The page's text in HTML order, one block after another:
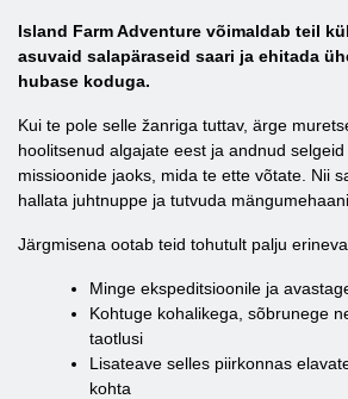
Island Farm Adventure võimaldab teil
asuvaid salapäraseid saari ja ehitada
hubase koduga.
Kui te pole selle žanriga tuttav, ärge
hoolitsenud algajate eest ja andnud
missioonide jaoks, mida te ette võtate. Nii
hallata juhtnuppe ja tutvuda
Järgmisena ootab teid tohutult palju
Minge ekspeditsioonile ja
Kohtuge kohalikega, sõbrunege
taotlusi
Lisateave selles piirkonnas
kohta